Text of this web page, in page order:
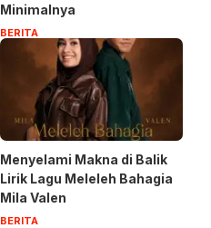
Minimalnya
BERITA
Menyelami Makna di Balik
Lirik Lagu Meleleh Bahagia
Mila Valen
BERITA